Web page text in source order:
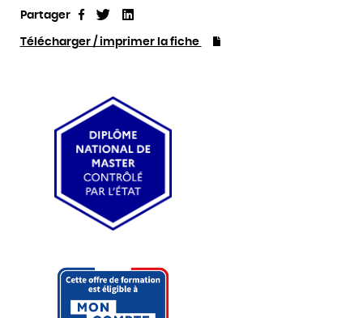
Partager PartagerTweet
Télécharger / imprimer la fiche